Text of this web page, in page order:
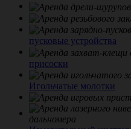
пусковые устройства
присоски
Игольчатые молотки